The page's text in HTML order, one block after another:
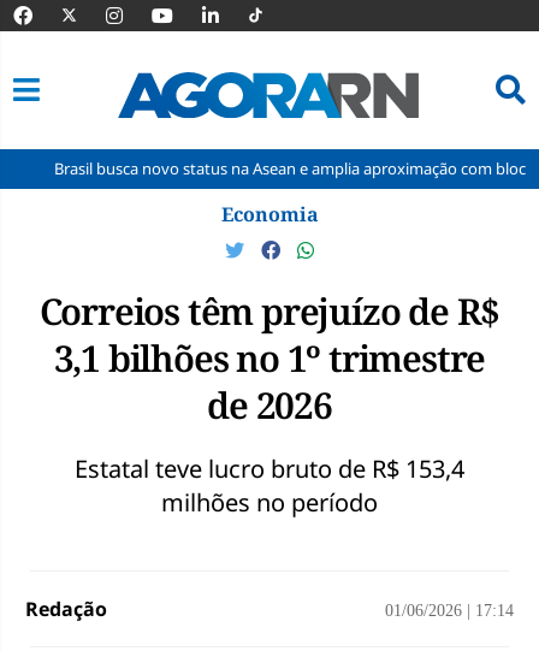
busca novo status na Asean e amplia aproximação com bloco asiático
Economia
Correios têm prejuízo de R$
3,1 bilhões no 1º trimestre
de 2026
Estatal teve lucro bruto de R$ 153,4
milhões no período
Redação 01/06/2026 17:14